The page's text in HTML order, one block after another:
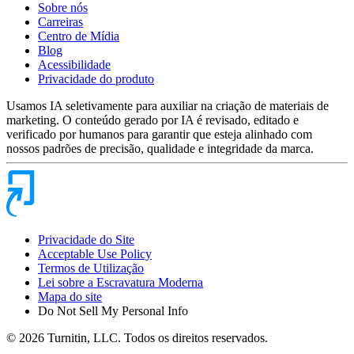
Sobre nós
Carreiras
Centro de Mídia
Blog
Acessibilidade
Privacidade do produto
Usamos IA seletivamente para auxiliar na criação de materiais de
marketing. O conteúdo gerado por IA é revisado, editado e
verificado por humanos para garantir que esteja alinhado com
nossos padrões de precisão, qualidade e integridade da marca.
Privacidade do Site
Acceptable Use Policy
Termos de Utilização
Lei sobre a Escravatura Moderna
Mapa do site
Do Not Sell My Personal Info
© 2026 Turnitin, LLC. Todos os direitos reservados.